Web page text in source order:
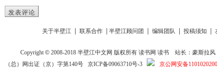
发表评论
关于半壁江 联系合作 半壁江顾问团 编辑团队 投稿须知
Copyright © 2008-2018半壁江中文网 版权所有读书网 读书
站长：豪斯拉风
（总）网出证（京）字第140号 京ICP备09063710号-3
京公网安备